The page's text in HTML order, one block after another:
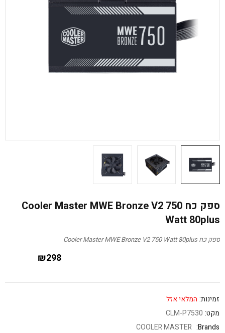
ספק כח Cooler Master MWE Bronze V2 750
Watt 80plus
ספק כח Cooler Master MWE Bronze V2 750 Watt 80plus
₪298
זמינות: המלאי אזל
מקט: CLM-P7530
Brands:
COOLER MASTER